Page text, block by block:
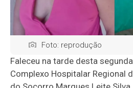
Foto: reprodução
Faleceu na tarde desta
Complexo Hospitalar Regional